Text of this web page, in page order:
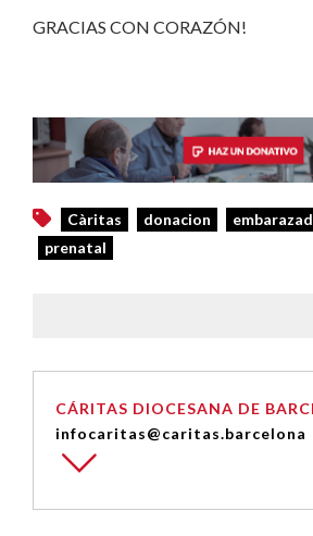
GRACIAS CON CORAZÓN!
Càritas donacion
prenatal
CÁRITAS DIOCESANA DE
infocaritas@caritas.barcelona